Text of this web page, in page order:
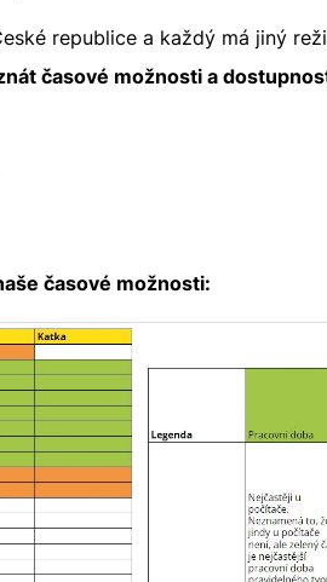
republice a každý má jiný
časové možnosti a
časové možnosti: